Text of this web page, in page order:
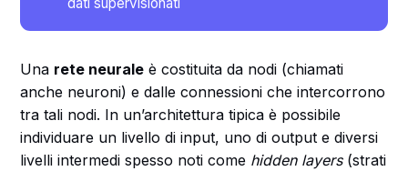
Una rete neurale è costituita da nodi (chiamati
anche neuroni) e dalle connessioni che intercorrono
tra tali nodi. In un’architettura tipica è possibile
individuare un livello di input, uno di output e diversi
livelli intermedi spesso noti come hidden layers (strati